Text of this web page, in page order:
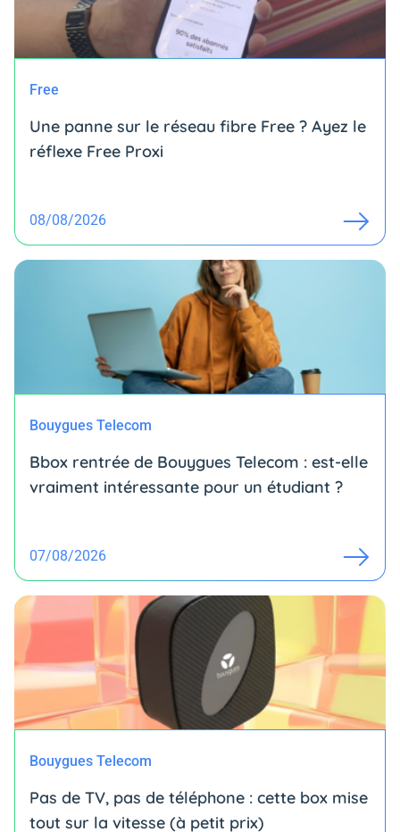
Free
Une panne sur le réseau fibre Free ? Ayez le
réflexe Free Proxi
08/08/2026
Bouygues Telecom
Bbox rentrée de Bouygues Telecom : est-elle
vraiment intéressante pour un étudiant ?
07/08/2026
Bouygues Telecom
Pas de TV, pas de téléphone : cette box mise
tout sur la vitesse (à petit prix)